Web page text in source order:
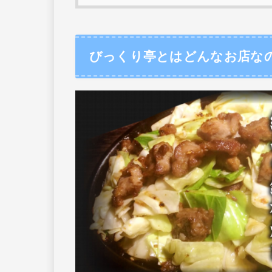
びっくり亭とはどんなお店な